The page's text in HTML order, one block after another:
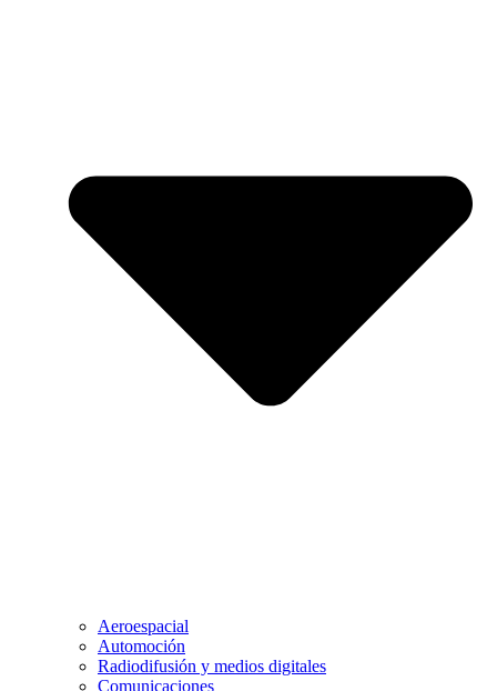
Aeroespacial
Automoción
Radiodifusión y medios digitales
Comunicaciones